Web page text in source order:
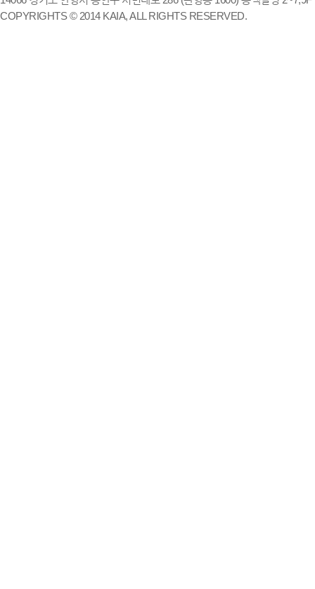
COPYRIGHTS © 2014 KAIA, ALL RIGHTS RESERVED.